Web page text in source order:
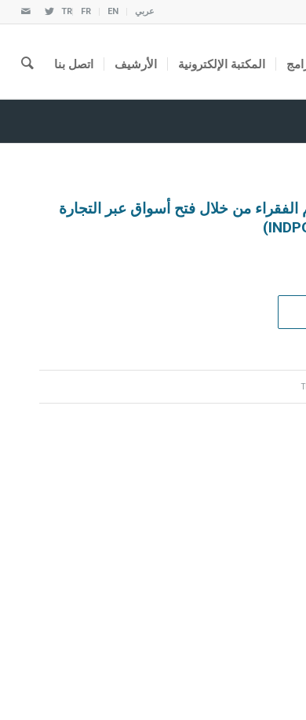
عربي EN
FR
TR
المكتبة الإلكترونية الأرشيف اتصل بنا
من خلال فتح أسواق عبر التجارة